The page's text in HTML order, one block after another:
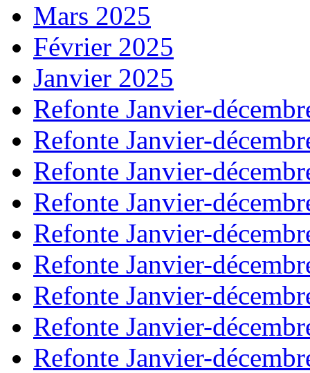
Mars 2025
Février 2025
Janvier 2025
Refonte Janvier-
Refonte Janvier-
Refonte Janvier-
Refonte Janvier-
Refonte Janvier-
Refonte Janvier-
Refonte Janvier-
Refonte Janvier-
Refonte Janvier-